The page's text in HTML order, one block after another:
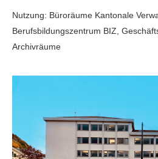
Nutzung: Büroräume Kantonale
Berufsbildungszentrum BIZ,
Archivräume